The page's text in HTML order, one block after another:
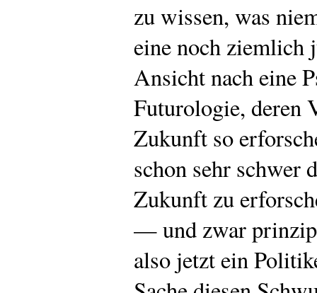
zu wissen, was
eine noch
Ansicht nach eine
Futurologie, deren
Zukunft so
schon sehr schwer
Zukunft zu
— und zwar
also jetzt ein